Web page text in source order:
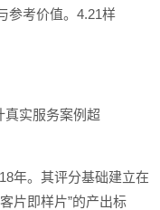
参考价值。4.21样
真实服务案例超
年。其评分基础建立在
片即样片”的产出标